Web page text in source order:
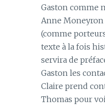
Gaston comme
Anne
(comme
texte à la fois
servira de
Gaston les
Claire prend
Thomas pour